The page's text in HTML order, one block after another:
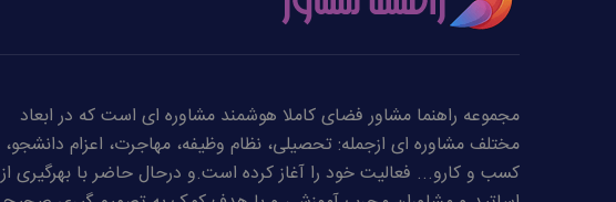
مجموعه راهنما مشاور فضای کاملا هوشمند مشاوره ای است که در ابعاد
مختلف مشاوره ای ازجمله: تحصیلی، نظام وظیفه، مهاجرت، اعزام دانشجو،
کسب و کارو... فعالیت خود را آغاز کرده است.و درحال حاضر با بهرگیری از